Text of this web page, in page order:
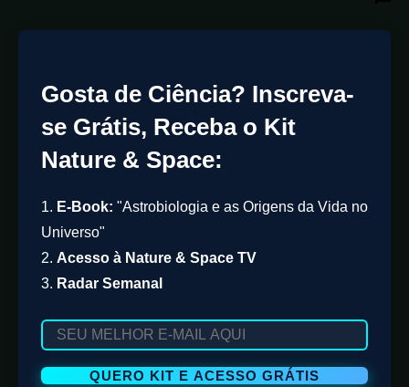
Gosta de Ciência? Inscreva-
se Grátis, Receba o Kit
Nature & Space:
1. E-Book: "Astrobiologia e as Origens da Vida no
Universo"
2. Acesso à Nature & Space TV
3. Radar Semanal